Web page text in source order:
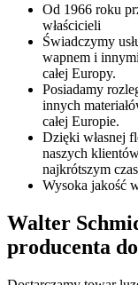
Od 1966 roku
właścicieli
Świadczymy
wapnem i
całej Europy.
Posiadamy
innych
całej Europie.
Dzięki własnej
naszych
najkrótszym
Wysoka jakość
Walter
producenta